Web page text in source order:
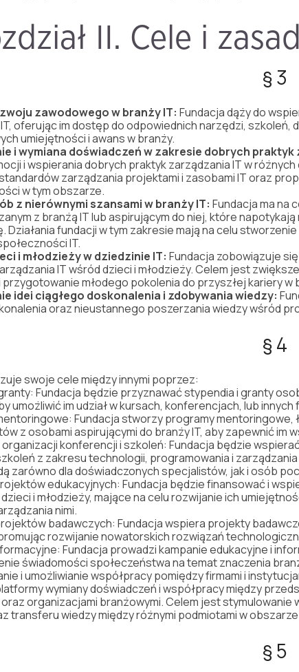
II. Cele i
§ 3
zawodowegowbranżyIT: Fundacjadążydo
IT, oferującimdostępdoodpowiednichnarzędzi, szkoleń,
umiejętnościiawanswbranży.
iwymiana doświadczeńwzakresie dobrych praktyk
iwspieraniadobrych praktykzarządzaniaITwróżnych
zarządzania projektamii zasobamiIToraz
ściwtymobszarze.
z nierównymi szansamiwbranżyIT: Fundacjamana
zanym z branżąITlubaspirującymdoniej, którenapotykają
.Działaniafundacjiwtym zakresiemająnacelustworzenie
łecznościIT.
i młodzieżywdziedzinie IT: Fundacja zobowiązujesię
ądzaniaITwśróddzieciimłodzieży.Celem jestzwię
przygotowaniemłodego pokoleniado przyszłejkarieryw
idei ciągłego doskonalenia i zdobywaniawiedzy:
oraznieustannego poszerzaniawiedzywśród
§ 4
swojecelemiędzyinnymi poprzez:
Fundacja będzie przyznawaćstypendiaigranty
umożliwićimudziałwkursach, konferencjach, lubinnych
ingowe: Fundacjastworzyprogramymentoringowe,
zosobamiaspirującymido branżyIT, abyzapewnićim
organizacjikonferencjiiszkoleń: Fundacja będziewspiera
ń z zakresutechnologii, programowaniai zarządzania
ą zarównodladoświadczonychspecjalistów, jakiosób
edukacyjnych: Fundacja będziefinansowaći
dzieciimłodzieży, mającenacelurozwijanieichumiejętnoś
ądzanianimi.
badawczych: Fundacjawspiera projekty
ącrozwijanienowatorskichrozwiązań
Fundacja prowadzikampanieedukacyjnei
świadomościspołeczeństwanatematznaczenia bran
iumożliwianiewspółpracypomiędzyfirmamii
wymianydoświadczeńiwspółpracymiędzy
orazorganizacjami branżowymi.Celem jeststymulowanie
transferuwiedzymiędzyróżnymi podmiotamiwobszarze
§ 5